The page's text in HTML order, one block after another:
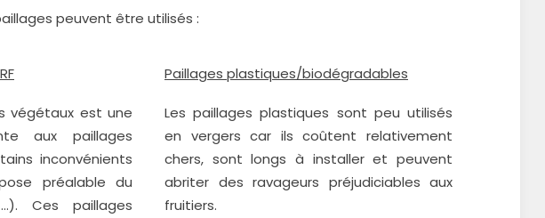
peuvent être utilisés :
végétaux est une
aux paillages
inconvénients
préalable du
Ces paillages
Paillages plastiques/biodégradables
Les paillages plastiques sont peu utilisés
en vergers car ils coûtent relativement
chers, sont longs à installer et peuvent
abriter des ravageurs préjudiciables aux
fruitiers.